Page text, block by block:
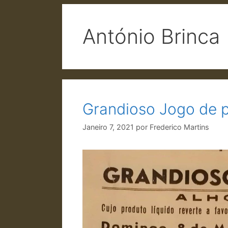
António Brinca
Grandioso Jogo de
Janeiro 7, 2021 por Frederico Martins